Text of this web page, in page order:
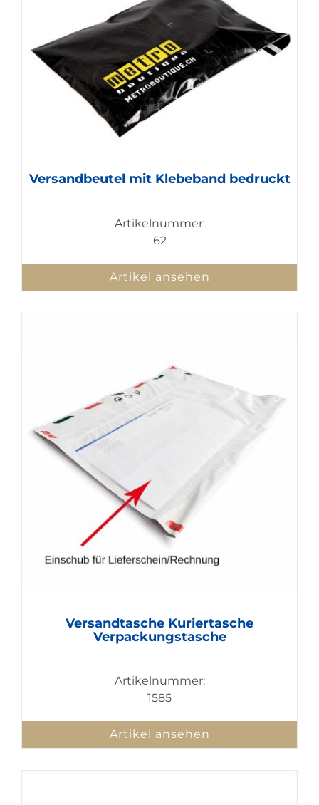
Versandbeutel mit Klebeband bedruckt
Artikelnummer:
62
Artikel ansehen
Versandtasche Kuriertasche
Verpackungstasche
Artikelnummer:
1585
Artikel ansehen